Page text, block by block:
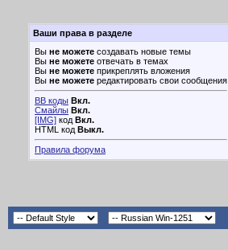
Ваши права в разделе
Вы не можете создавать новые темы
Вы не можете отвечать в темах
Вы не можете прикреплять вложения
Вы не можете редактировать свои сообщения
BB коды Вкл.
Смайлы Вкл.
[IMG] код Вкл.
HTML код Выкл.
Правила форума